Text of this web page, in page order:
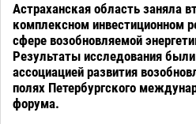
Астраханская область заняла
комплексном инвестиционном
сфере возобновляемой
Результаты исследования
ассоциацией развития
полях Петербургского
форума.